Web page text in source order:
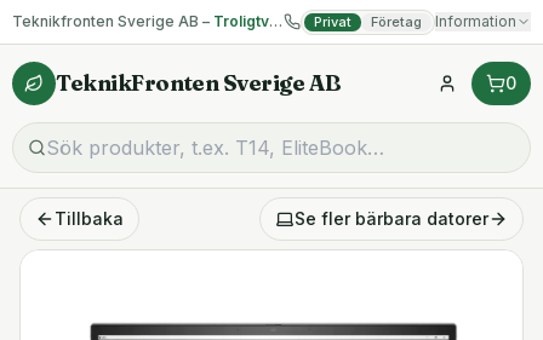
Teknikfronten Sverige AB – Troligtvis billigast på begagnad IT! Privat Företag Information
TeknikFronten Sverige AB 0
Tillbaka Se fler bärbara datorer